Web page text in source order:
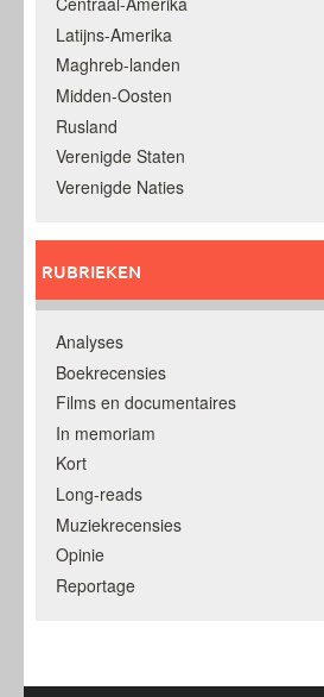
Latijns-Amerika
Maghreb-landen
Midden-Oosten
Rusland
Verenigde Staten
Verenigde Naties
RUBRIEKEN
Analyses
Boekrecensies
Films en documentaires
In memoriam
Kort
Long-reads
Muziekrecensies
Opinie
Reportage